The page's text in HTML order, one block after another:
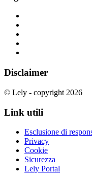
Disclaimer
© Lely - copyright 2026
Link utili
Esclusione di
Privacy
Cookie
Sicurezza
Lely Portal